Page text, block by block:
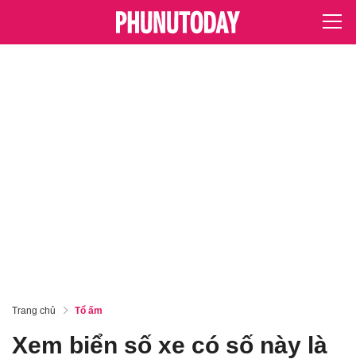
Trang chủ Tổ ấm
Xem biển số xe có số này là